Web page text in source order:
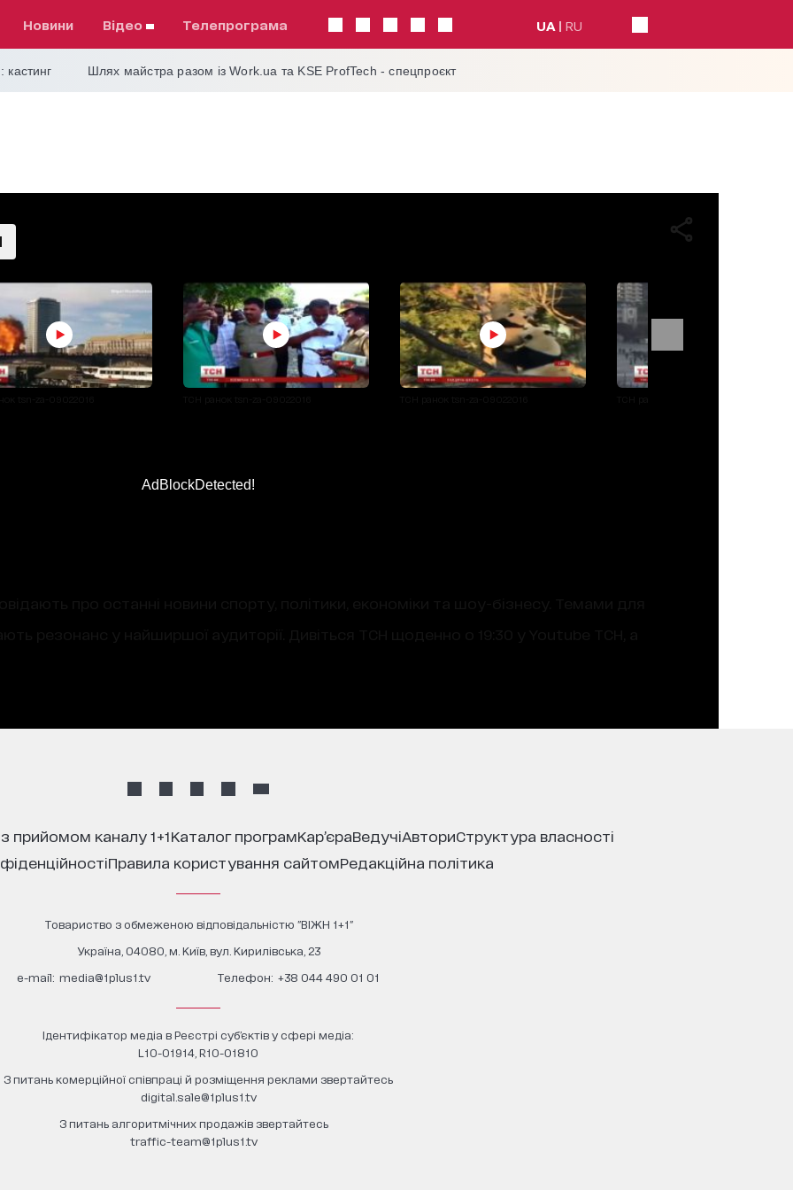
Новини відео телепрограма UA RU
кастинг Шлях майстра разом із Work.ua та KSE ProfTech - спецпроєкт
AdBlockDetected!
прийомом каналу 1+1 каталог програм кар’єра ведучі автори
структура власності
правила користування сайтом редакційна політика
Товариство з обмеженою відповідальністю "ВІЖН 1+1"
Україна, 04080, м. Київ, вул. Кирилівська, 23
е-mail: media@1plus1.tv Телефон: +38 044 490 01 01
Ідентифікатор медіа в Реєстрі суб’єктів у сфері медіа:
L10-01914, R10-01810
З питань комерційної співпраці й розміщення реклами звертайтесь
digital.sale@1plus1.tv
З питань алгоритмічних продажів звертайтесь
traffic-team@1plus1.tv